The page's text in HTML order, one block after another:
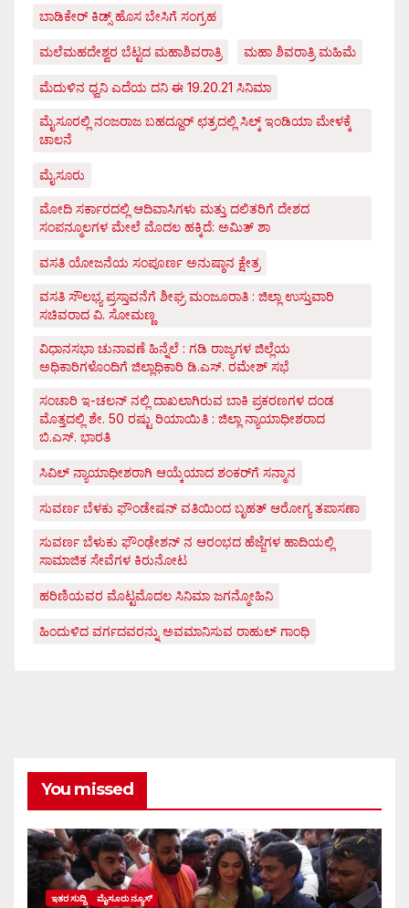
ಬಾಡಿಕೇರ್ ಕಿಡ್ಸ್ ಹೊಸ ಬೇಸಿಗೆ ಸಂಗ್ರಹ
ಮಲೆಮಹದೇಶ್ವರ ಬೆಟ್ಟದ ಮಹಾಶಿವರಾತ್ರಿ ಮಹಾ ಶಿವರಾತ್ರಿ ಮಹಿಮೆ
ಮೆದುಳಿನ ಧ್ವನಿ ಎದೆಯ ದನಿ ಈ 19.20.21 ಸಿನಿಮಾ
ಮೈಸೂರಲ್ಲಿ ನಂಜರಾಜ ಬಹದ್ದೂರ್ ಛತ್ರದಲ್ಲಿ ಸಿಲ್ಕ್ ಇಂಡಿಯಾ ಮೇಳಕ್ಕೆ
ಚಾಲನೆ
ಮೈಸೂರು
ಮೋದಿ ಸರ್ಕಾರದಲ್ಲಿ ಆದಿವಾಸಿಗಳು ಮತ್ತು ದಲಿತರಿಗೆ ದೇಶದ
ಸಂಪನ್ಮೂಲಗಳ ಮೇಲೆ ಮೊದಲ ಹಕ್ಕಿದೆ: ಅಮಿತ್ ಶಾ
ವಸತಿ ಯೋಜನೆಯ ಸಂಪೂರ್ಣ ಅನುಷ್ಠಾನ ಕ್ಷೇತ್ರ
ವಸತಿ ಸೌಲಭ್ಯ ಪ್ರಸ್ತಾವನೆಗೆ ಶೀಘ್ರ ಮಂಜೂರಾತಿ : ಜಿಲ್ಲಾ ಉಸ್ತುವಾರಿ
ಸಚಿವರಾದ ವಿ. ಸೋಮಣ್ಣ
ವಿಧಾನಸಭಾ ಚುನಾವಣೆ ಹಿನ್ನೆಲೆ : ಗಡಿ ರಾಜ್ಯಗಳ ಜಿಲ್ಲೆಯ
ಅಧಿಕಾರಿಗಳೊಂದಿಗೆ ಜಿಲ್ಲಾಧಿಕಾರಿ ಡಿ.ಎಸ್. ರಮೇಶ್ ಸಭೆ
ಸಂಚಾರಿ ಇ-ಚಲನ್ ನಲ್ಲಿ ದಾಖಲಾಗಿರುವ ಬಾಕಿ ಪ್ರಕರಣಗಳ ದಂಡ
ಮೊತ್ತದಲ್ಲಿ ಶೇ. 50 ರಷ್ಟು ರಿಯಾಯಿತಿ : ಜಿಲ್ಲಾ ನ್ಯಾಯಾಧೀಶರಾದ
ಬಿ.ಎಸ್. ಭಾರತಿ
ಸಿವಿಲ್ ನ್ಯಾಯಾಧೀಶರಾಗಿ ಆಯ್ಕೆಯಾದ ಶಂಕರ್‌ಗೆ ಸನ್ಮಾನ
ಸುವರ್ಣ ಬೆಳಕು ಫೌಂಡೇಷನ್ ವತಿಯಿಂದ ಬೃಹತ್ ಆರೋಗ್ಯ ತಪಾಸಣಾ
ಸುವರ್ಣ ಬೆಳುಕು ಫೌಂಢೇಶನ್ ನ ಆರಂಭದ ಹೆಜ್ಜೆಗಳ ಹಾದಿಯಲ್ಲಿ
ಸಾಮಾಜಿಕ ಸೇವೆಗಳ ಕಿರುನೋಟ
ಹರಿಣಿಯವರ ಮೊಟ್ಟಮೊದಲ ಸಿನಿಮಾ ಜಗನ್ಮೋಹಿನಿ
ಹಿಂದುಳಿದ ವರ್ಗದವರನ್ನು ಅವಮಾನಿಸುವ ರಾಹುಲ್ ಗಾಂಧಿ
You missed
ಇತರ ಸುದ್ದಿ ಮೈಸೂರು ನ್ಯೂಸ್